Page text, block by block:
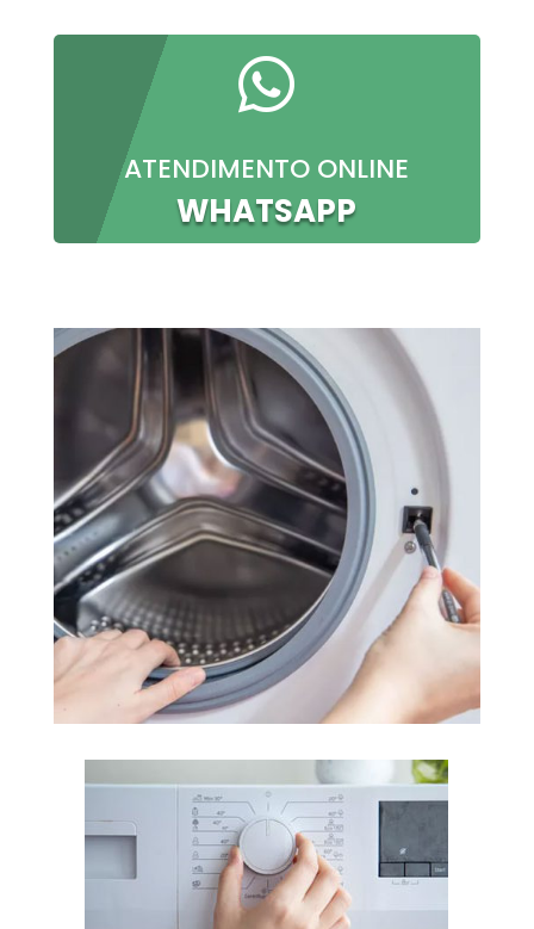

ATENDIMENTO ONLINE
WHATSAPP